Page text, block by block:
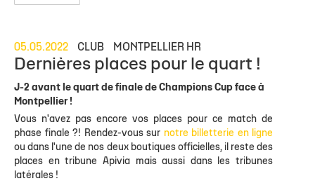
05.05.2022 CLUB MONTPELLIER HR
Dernières places pour le quart !
J-2 avant le quart de finale de Champions Cup face à
Montpellier !
Vous n'avez pas encore vos places pour ce match de
phase finale ?! Rendez-vous sur notre billetterie en ligne
ou dans l'une de nos deux boutiques officielles, il reste des
places en tribune Apivia mais aussi dans les tribunes
latérales !